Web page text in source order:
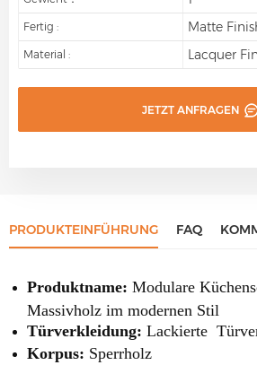
Fertig : Matte
Material : Lacquer
JETZT ANFRAGEN
PRODUKTEINFÜHRUNG FAQ
Produktname: Modulare
Massivholz im modernen Stil
Türverkleidung: Lackierte
Korpus: Sperrholz